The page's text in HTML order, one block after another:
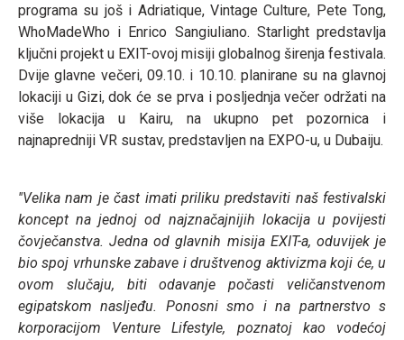
programa su još i Adriatique, Vintage Culture, Pete Tong,
WhoMadeWho i Enrico Sangiuliano. Starlight predstavlja
ključni projekt u EXIT-ovoj misiji globalnog širenja festivala.
Dvije glavne večeri, 09.10. i 10.10. planirane su na glavnoj
lokaciji u Gizi, dok će se prva i posljednja večer održati na
više lokacija u Kairu, na ukupno pet pozornica i
najnapredniji VR sustav, predstavljen na EXPO-u, u Dubaiju.
''Velika nam je čast imati priliku predstaviti naš festivalski
koncept na jednoj od najznačajnijih lokacija u povijesti
čovječanstva. Jedna od glavnih misija EXIT-a, oduvijek je
bio spoj vrhunske zabave i društvenog aktivizma koji će, u
ovom slučaju, biti odavanje počasti veličanstvenom
egipatskom nasljeđu. Ponosni smo i na partnerstvo s
korporacijom Venture Lifestyle, poznatoj kao vodećoj